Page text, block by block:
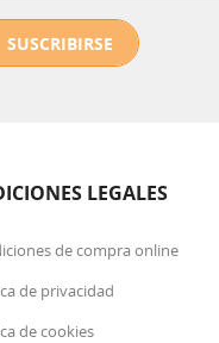
SUSCRIBIRSE
LEGALES
de compra online
de privacidad
de cookies